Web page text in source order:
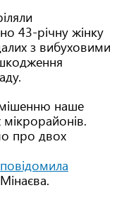
43-річну жінку
з вибуховими
мішенню наше
мікрорайонів.
про двох
повідомила